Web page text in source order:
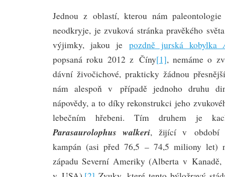
Jednou z oblastí, kterou nám
neodkryje, je zvuková stránka pravěkého
výjimky, jakou je pozdně jurská kobylka
popsaná roku 2012 z Číny[1], nemáme o
dávní živočichové, prakticky žádnou
nám alespoň v případě jednoho druhu
nápovědy, a to díky rekonstrukci jeho
lebečním hřebeni. Tím druhem je
Parasaurolophus walkeri, žijící v období
kampán (asi před 76,5 – 74,5 miliony let)
západu Severní Ameriky (Alberta v